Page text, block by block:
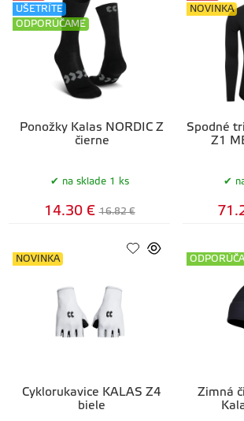
Ponožky Kalas NORDIC Z
čierne
UŠETRÍTE
ODPORÚČAME
na sklade 1 ks
14.30 € 16.82 €
Spodné
Z1
NOVINKA
Cyklorukavice KALAS Z4
biele
NOVINKA
Zimná